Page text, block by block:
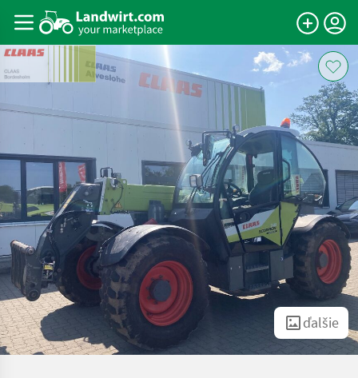
ďalšie